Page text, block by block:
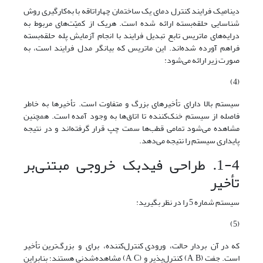
دینامیک فرایند کنترل دمای یک ساختمان چهار‌اتاقه با به‌کارگیری روش
شناسایی حلقه‌‌بسته ارائه شده است. هریک از کمیّت‌های مربوط به
درایه‌‌های ماتریس تابع تبدیل فرایند با انجام آزمایش پله حلقه‌‌بسته
فراهم آورده شده‌اند. این ماتریس که بیانگر مدل فرایند است، به
صورت زیر ارائه می‌شود:
(4)
سیستم بالا دارای تأخیرهای بزرگ و متفاوت است. تأخیرها به خاطر
فاصله از سیستم خنک‌کننده تا اتاق‌ها به وجود آمده است. همچنین
مشاهده می‌شود تمامی قطب‌ها سمت چپ قرار گرفته‌اند و در نتیجه
پایداری سیستم را نتیجه می‌دهد.
1-4. طراحی فیدبک خروجی مبتنی‌بر
تأخیر
سیستم شماره 5 را در نظر بگیرید:
(5)
که در آن بردار حالت، ورودی کنترل‌کننده، برای و بزرگ‌ترین تأخیر
است. جفت (A, B) کنترل‌پذیر و (A, C) مشاهده‌شدنی هستند؛ بنابراین